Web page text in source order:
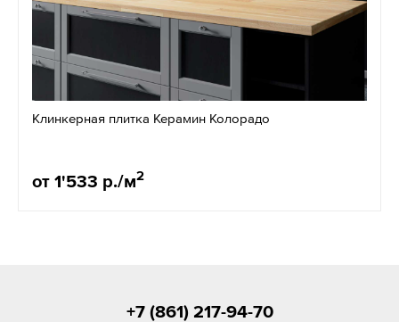
Клинкерная плитка Керамин Колорадо
от 1'533 р./м2
+7 (861) 217-94-70